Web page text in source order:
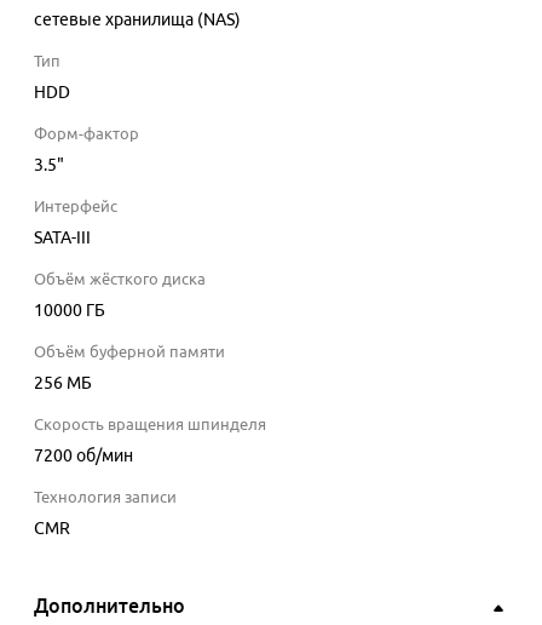
сетевые хранилища (NAS)
Тип
HDD
Форм-фактор
3.5"
Интерфейс
SATA-III
Объём жёсткого диска
10000 ГБ
Объём буферной памяти
256 МБ
Скорость вращения шпинделя
7200 об/мин
Технология записи
CMR
Дополнительно